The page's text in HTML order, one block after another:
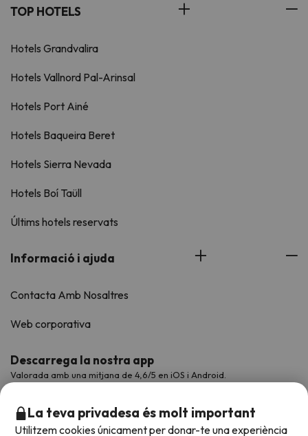
TOP HOTELS
Hotels Grandvalira
Hotels Vallnord Pal-Arinsal
Hotels Port Ainé
Hotels Baqueira Beret
Hotels Sierra Nevada
Hotels Boí Taüll
Últims hotels reservats
Informació i ajuda
Contacta Amb Nosaltres
Web corporativa
Descarrega la nostra app
Valorada amb una mitjana de 4,6/5 en iOS i Android.
La teva privadesa és molt important
Utilitzem cookies únicament per donar-te una experiència